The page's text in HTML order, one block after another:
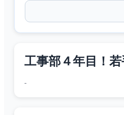
工事部４年目！
-